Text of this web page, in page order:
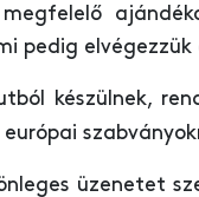
pedig
készülnek,
üzenetet